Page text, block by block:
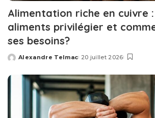
Alimentation riche en cuivre
aliments privilégier et
ses besoins?
Posted
Alexandre Telmac 20 juillet 2026